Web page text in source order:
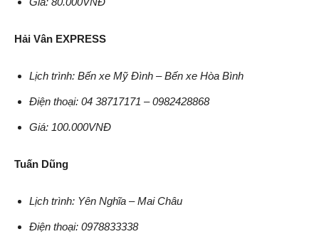
Hải Vân EXPRESS
Lịch trình: Bến xe Mỹ Đình – Bến xe Hòa Bình
Điện thoại: 04 38717171 – 0982428868
Giá: 100.000VNĐ
Tuấn Dũng
Lịch trình: Yên Nghĩa – Mai Châu
Điện thoại: 0978833338